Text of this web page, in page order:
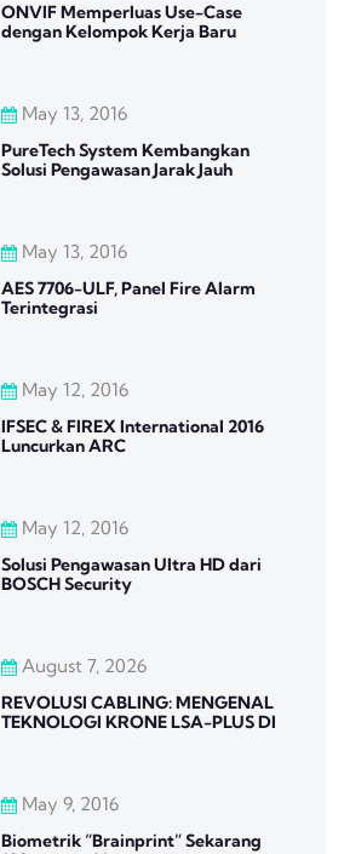
ONVIF Memperluas Use-Case
dengan Kelompok Kerja Baru
May 13, 2016
PureTech System Kembangkan
Solusi Pengawasan Jarak Jauh
May 13, 2016
AES 7706-ULF, Panel Fire Alarm
Terintegrasi
May 12, 2016
IFSEC & FIREX International 2016
Luncurkan ARC
May 12, 2016
Solusi Pengawasan Ultra HD dari
BOSCH Security
August 7, 2026
REVOLUSI CABLING: MENGENAL
TEKNOLOGI KRONE LSA-PLUS DI
May 9, 2016
Biometrik “Brainprint” Sekarang